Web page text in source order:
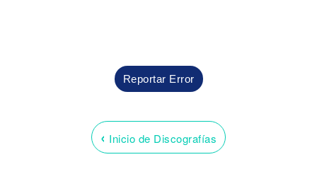
Reportar Error
‹ Inicio de Discografías